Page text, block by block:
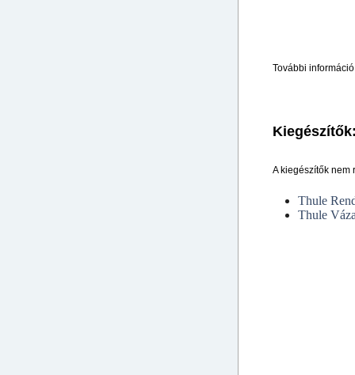
További
A kiegészítők nem
Thule
Thule